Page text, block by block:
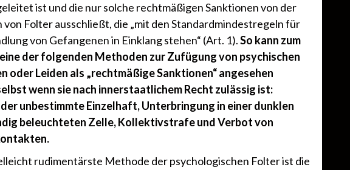
ist und die nur solche rechtmäßigen Sanktionen von der
Folter ausschließt, die „mit den Standardmindestregeln für
von Gefangenen in Einklang stehen“ (Art. 1).So kann zum
der folgenden Methoden zur Zufügung von psychischen
oder Leiden als „rechtmäßige Sanktionen“ angesehen
wenn sie nach innerstaatlichem Recht zulässig ist:
unbestimmte Einzelhaft, Unterbringung in einer dunklen
beleuchteten Zelle, Kollektivstrafe und Verbot von
rudimentärste Methode der psychologischen Folter ist die